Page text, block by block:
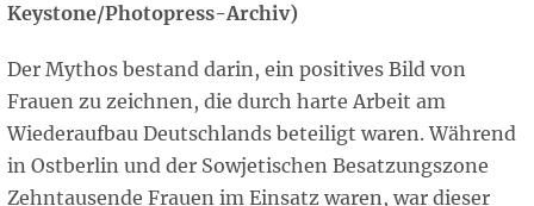
Keystone/Photopress-Archiv)
Der Mythos bestand darin, ein positives Bild von
Frauen zu zeichnen, die durch harte Arbeit am
Wiederaufbau Deutschlands beteiligt waren. Während
in Ostberlin und der Sowjetischen Besatzungszone
Zehntausende Frauen im Einsatz waren, war dieser